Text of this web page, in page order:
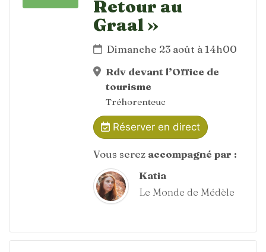
Retour au
Graal »
Dimanche 23 août à 14h00
Rdv devant l’Office de
tourisme
Tréhorenteuc
Réserver en direct
Vous serez accompagné par :
Katia
Le Monde de Médèle